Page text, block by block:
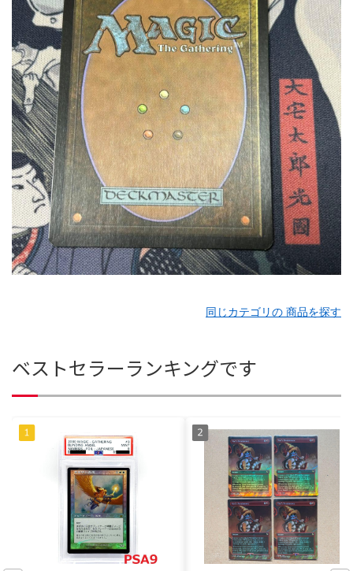
同じカテゴリの 商品を探す
ベストセラーランキングです